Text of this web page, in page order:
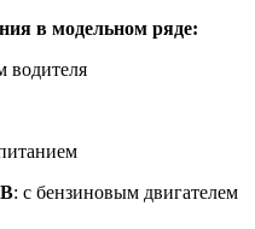
в модельном ряде:
водителя
B: с бензиновым двигателем